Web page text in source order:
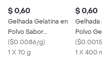
$ 0,60
Gelhada Gelatina en
Polvo Sabor
Frambuesa
($0.0086/g)
1 X 70 g
$ 0,60
Gelhada
Polvo
Mora
(
1 X 400